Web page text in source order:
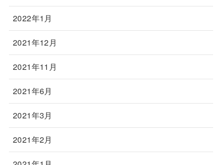
2022年1月
2021年12月
2021年11月
2021年6月
2021年3月
2021年2月